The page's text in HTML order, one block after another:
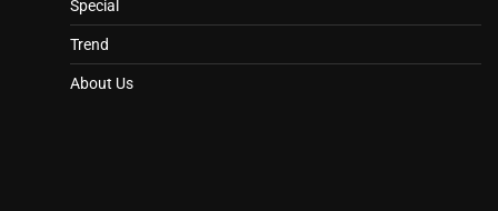
Special
Trend
About Us